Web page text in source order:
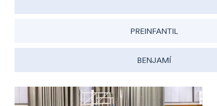
PREINFANTIL
BENJAMÍ